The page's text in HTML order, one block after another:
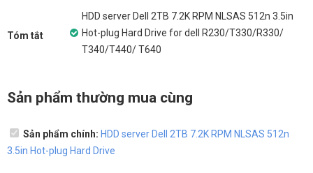
Tóm tắt
HDD server Dell 2TB 7.2K RPM NLSAS 512n 3.5in
Hot-plug Hard Drive for dell R230/T330/R330/
T340/T440/ T640
Sản phẩm thường mua cùng
Sản phẩm chính: HDD server Dell 2TB 7.2K RPM NLSAS 512n
3.5in Hot-plug Hard Drive